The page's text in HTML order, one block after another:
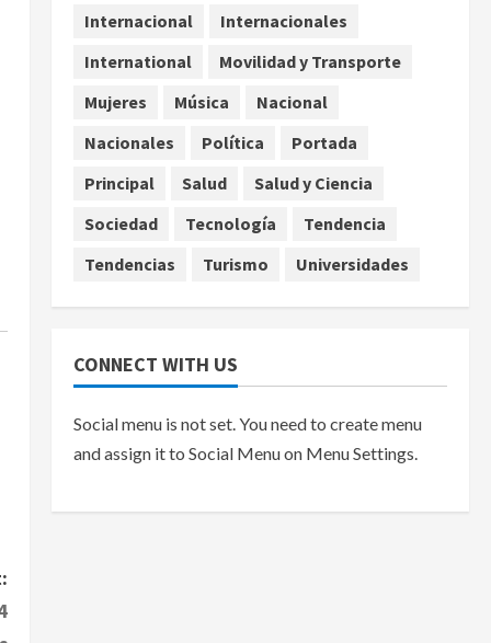
Nacional Portada
Detienen al exgobernador de
obstrucción en el caso
Internacional
Internacionales
International
Movilidad y Transporte
Mujeres
Música
Nacional
Nacionales
Política
Portada
Principal
Salud
Salud y Ciencia
Sociedad
Tecnología
Tendencia
Tendencias
Turismo Universidades
CONNECT WITH US
Social menu is not set. You need to create menu
and assign it to Social Menu on Menu Settings.